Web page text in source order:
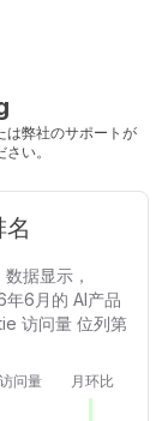
弊社のサポートが
い。
据显示，
6月的 AI产品
访问量 位列第
访问量 月环比